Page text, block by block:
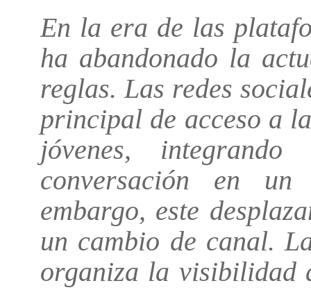
En la era de las
ha abandonado la
reglas. Las redes
principal de acceso a
jóvenes,
conversación en
embargo, este
un cambio de canal.
organiza la visibilidad